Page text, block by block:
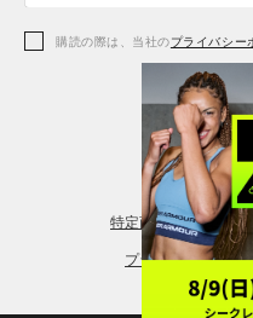
アクセサリー
レギンス＆タイツ
シューズ
購読の際は、当社のプライバシー
特定商取引法に基づ
プライバシーポリ